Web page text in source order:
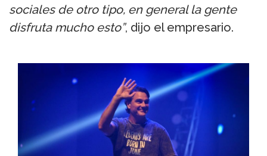
sociales de otro tipo, en general la gente
disfruta mucho esto”, dijo el empresario.